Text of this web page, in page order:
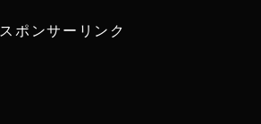
スポンサーリンク